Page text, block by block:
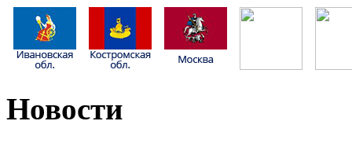
Новости